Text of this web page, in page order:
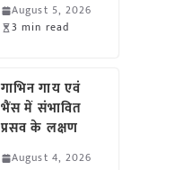
August 5, 2026
3 min read
गाभिन गाय एवं
भैंस में संभावित
प्रसव के लक्षण
August 4, 2026